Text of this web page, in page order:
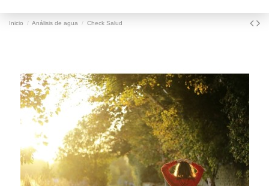
Inicio Análisis de agua Check Salud